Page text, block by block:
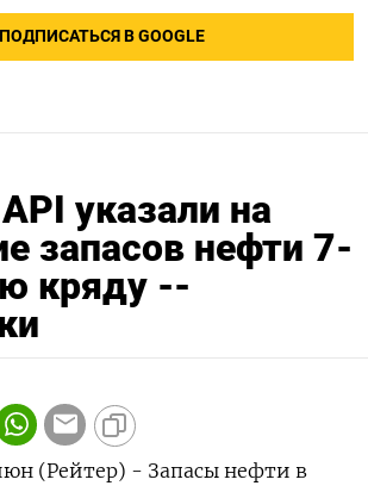
ПОДПИСАТЬСЯ В GOOGLE
указали на
запасов нефти 7-
кряду --
(Рейтер) - Запасы нефти в